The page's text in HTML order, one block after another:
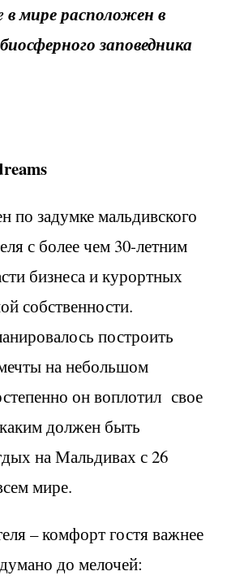
в мире расположен в
заповедника
по задумке мальдивского
с более чем 30-летним
бизнеса и курортных
собственности.
построить
на небольшом
он воплотил свое
должен быть
на Мальдивах с 26
мире.
– комфорт гостя важнее
до мелочей: